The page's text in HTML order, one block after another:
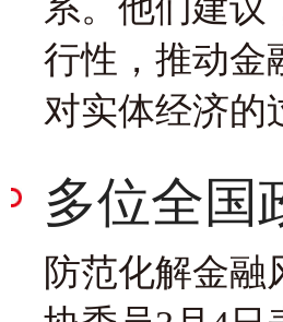
系。他们建议
行性，推动金
对实体经济的
多位全国
防范化解金融